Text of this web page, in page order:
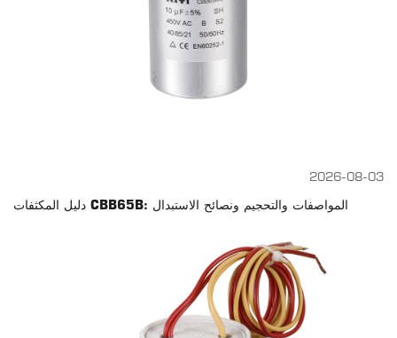
2026-08-03
دليل المكثفات CBB65B: المواصفات والتحجيم ونصائح الاستبدال